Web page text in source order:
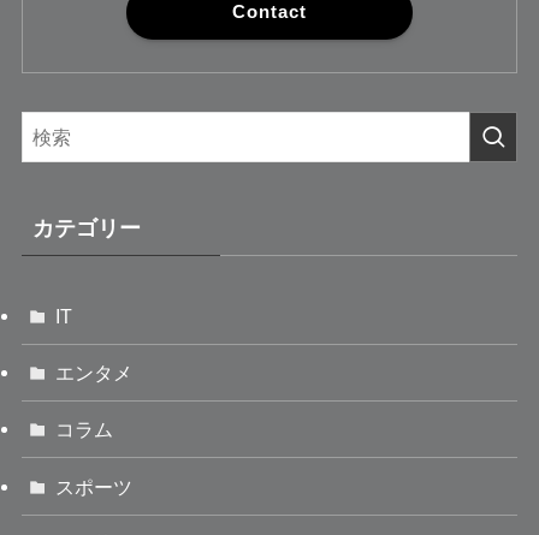
Contact
カテゴリー
IT
エンタメ
コラム
スポーツ